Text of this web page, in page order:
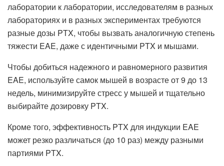
лаборатории к лаборатории, исследователям в разных
лабораториях и в разных экспериментах требуются
разные дозы PTX, чтобы вызвать аналогичную степень
тяжести EAE, даже с идентичными PTX и мышами.
Чтобы добиться надежного и равномерного развития
EAE, используйте самок мышей в возрасте от 9 до 13
недель, минимизируйте стресс у мышей и тщательно
выбирайте дозировку PTX.
Кроме того, эффективность PTX для индукции EAE
может резко различаться (до 10 раз) между разными
партиями PTX.